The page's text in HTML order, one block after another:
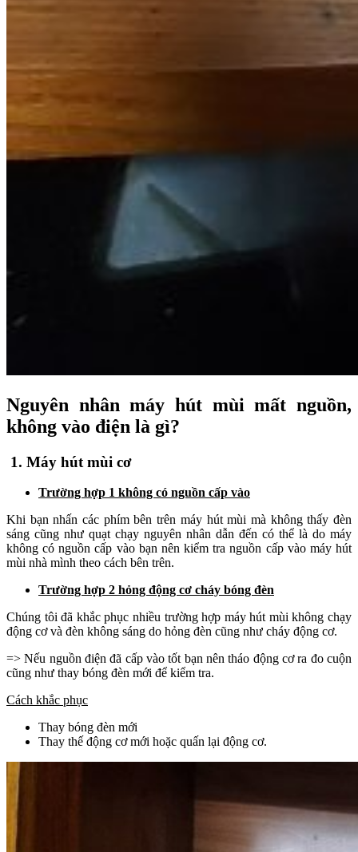
Nguyên nhân máy hút mùi mất nguồn,
không vào điện là gì?
1. Máy hút mùi cơ
Trường hợp 1 không có nguồn cấp vào
Khi bạn nhấn các phím bên trên máy hút mùi mà không thấy đèn
sáng cũng như quạt chạy nguyên nhân dẫn đến có thể là do máy
không có nguồn cấp vào bạn nên kiểm tra nguồn cấp vào máy hút
mùi nhà mình theo cách bên trên.
Trường hợp 2 hỏng động cơ cháy bóng đèn
Chúng tôi đã khắc phục nhiều trường hợp máy hút mùi không chạy
động cơ và đèn không sáng do hỏng đèn cũng như cháy động cơ.
=> Nếu nguồn điện đã cấp vào tốt bạn nên tháo động cơ ra đo cuộn
cũng như thay bóng đèn mới để kiểm tra.
Cách khắc phục
Thay bóng đèn mới
Thay thế động cơ mới hoặc quấn lại động cơ.